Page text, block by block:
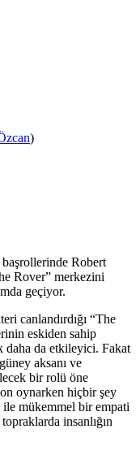
)
Robert
Rover” merkezini
geçiyor.
canlandırdığı “The
eskiden sahip
daha da etkileyici. Fakat
aksanı ve
bir rolü öne
oynarken hiçbir şey
mükemmel bir empati
insanlığın